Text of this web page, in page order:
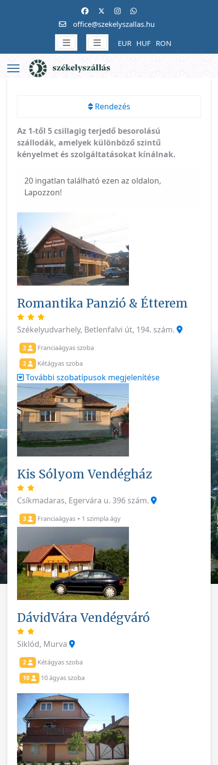
office@szekelyszallas.hu
EUR HUF RON
Rendezés
Az 1-től 5 csillagig terjedő besorolású
szállodák, amelyek különböző szintű
kényelmet és szolgáltatásokat kínálnak.
20 ingatlan található ezen az oldalon,
Lapozzon!
Romantika Panzió & Étterem
Székelyudvarhely, Betlenfalvi út, 194. szám.
2 Franciaágyas szoba
2 Kétágyas szoba
További szobatípusok megjelenítése
Kis Sólyom Vendégház
Csíkmadaras, Egervára u. 396 szám.
3 Franciaágyas + 1 szimpla ágy
DávidVára Vendégváró
Siklód, Murva
2 Kétágyas szoba
10 10 ágyas szoba